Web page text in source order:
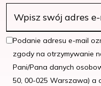
Podanie adresu e-mail
zgody na otrzymywanie
Pani/Pana danych
50, 00-025 Warszawa) a